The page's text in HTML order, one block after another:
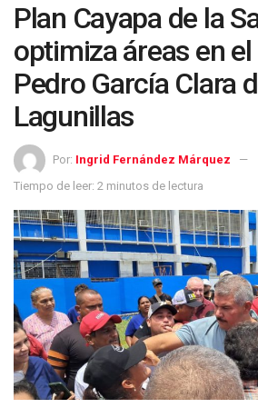
Plan Cayapa de la
optimiza áreas en
Pedro García Clara
Lagunillas
Por: Ingrid Fernández Márquez
Tiempo de leer: 2 minutos de lectura